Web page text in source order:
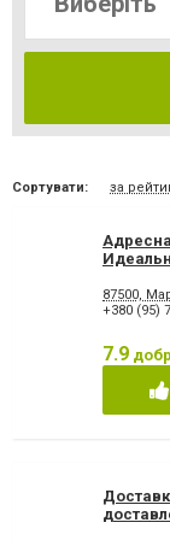
Сортувати: за
87500,
+380 (95)
7.9